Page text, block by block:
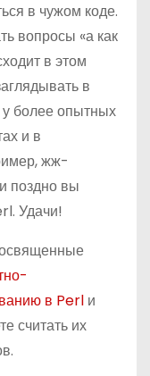
в чужом коде.
вопросы «а как
в этом
в
более опытных
и в
жж-
поздно вы
Удачи!
в Perl и
считать их